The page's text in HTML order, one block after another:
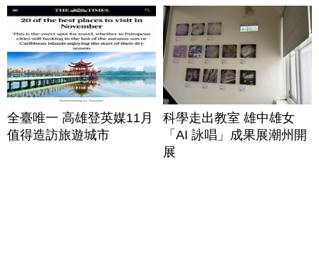
全臺唯一 高雄登英媒11月
值得造訪旅遊城市
科學走出教室 雄中雄女
「AI 詠唱」成果展潮州開
展